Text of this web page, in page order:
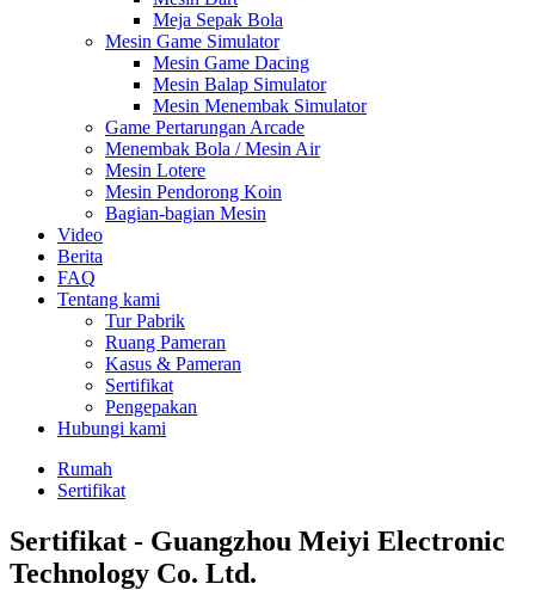
Meja Sepak Bola
Mesin Game Simulator
Mesin Game Dacing
Mesin Balap Simulator
Mesin Menembak Simulator
Game Pertarungan Arcade
Menembak Bola / Mesin Air
Mesin Lotere
Mesin Pendorong Koin
Bagian-bagian Mesin
Video
Berita
FAQ
Tentang kami
Tur Pabrik
Ruang Pameran
Kasus & Pameran
Sertifikat
Pengepakan
Hubungi kami
Rumah
Sertifikat
Sertifikat - Guangzhou Meiyi Electronic
Technology Co. Ltd.